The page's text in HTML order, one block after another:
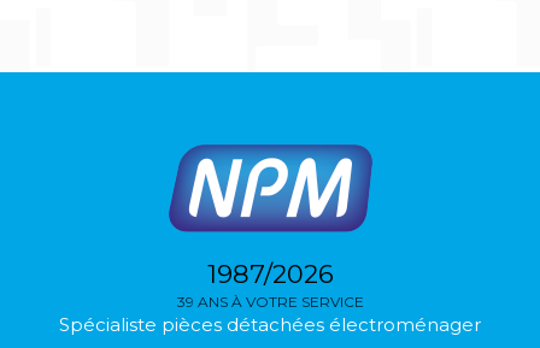
1987/2026
39 ANS À VOTRE SERVICE
Spécialiste pièces détachées électroménager